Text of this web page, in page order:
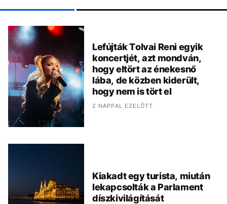
Lefújták Tolvai Reni egyik
koncertjét, azt mondván,
hogy eltört az énekesnő
lába, de közben kiderült,
hogy nem is tört el
2 NAPPAL EZELŐTT
Kiakadt egy turista, miután
lekapcsolták a Parlament
díszkivilágítását